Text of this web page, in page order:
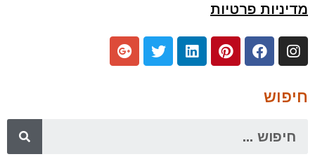
מדיניות פרטיות
חיפוש